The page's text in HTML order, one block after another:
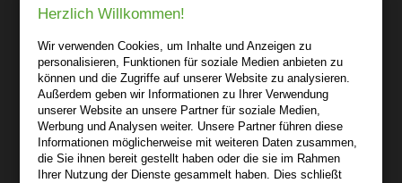
03 41-25 69 27 20
audiooo.net
Lindenthaler Straße 15
04155 Leipzig
Wir sind gerne für Sie persönlich da.
Über audiooo.net
Herzlich Willkommen!
Wir verwenden Cookies, um Inhalte und Anzeigen zu
personalisieren, Funktionen für soziale Medien anbieten zu
können und die Zugriffe auf unserer Website zu analysieren.
Außerdem geben wir Informationen zu Ihrer Verwendung
unserer Website an unsere Partner für soziale Medien,
Werbung und Analysen weiter. Unsere Partner führen diese
Informationen möglicherweise mit weiteren Daten zusammen,
die Sie ihnen bereit gestellt haben oder die sie im Rahmen
Ihrer Nutzung der Dienste gesammelt haben. Dies schließt